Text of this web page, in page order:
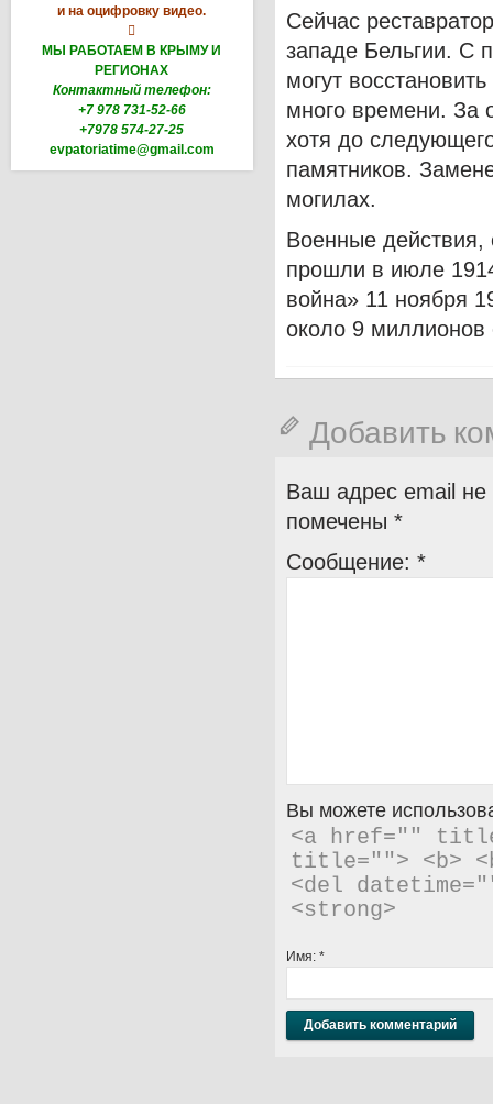
и на оцифровку видео.

МЫ РАБОТАЕМ В КРЫМУ И
РЕГИОНАХ
Контактный телефон:
+7 978 731-52-66
+7978 574-27-25
evpatoriatime@gmail.com
Сейчас
западе Бельгии. С
могут
много времени. За
хотя до
памятников.
могилах.
Военные
прошли в июле
война» 11 ноября
около 9 миллионов
Добавить
Ваш адрес email не
помечены *
Сообщение: *
Вы можете
<a href=""
title=""> <b>
<del
<strong>
Имя: *